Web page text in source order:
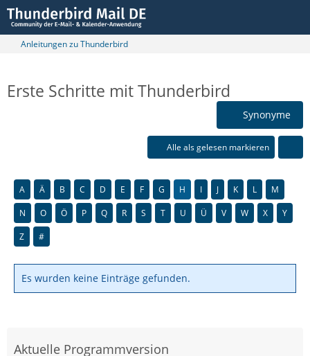
Anleitungen zu Thunderbird
Erste Schritte mit Thunderbird
Synonyme
Alle als gelesen markieren
A Ä B C D E F G H I J K L
M
N
O Ö P Q R S T U Ü V W X
Y
Z
#
Es wurden keine Einträge gefunden.
Aktuelle Programmversion